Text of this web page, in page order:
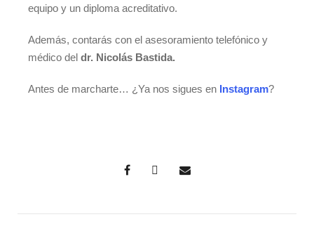
equipo y un diploma acreditativo.
Además, contarás con el asesoramiento telefónico y
médico del dr. Nicolás Bastida.
Antes de marcharte… ¿Ya nos sigues en Instagram?